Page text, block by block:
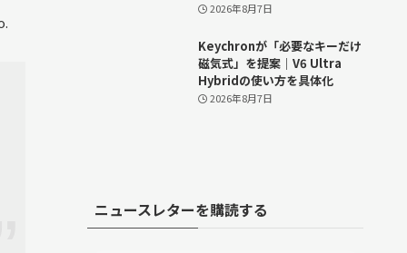
2026年8月7日
Keychronが「必要なキーだけ
磁気式」を提案｜V6 Ultra
Hybridの使い方を具体化
2026年8月7日
ニュースレターを購読する